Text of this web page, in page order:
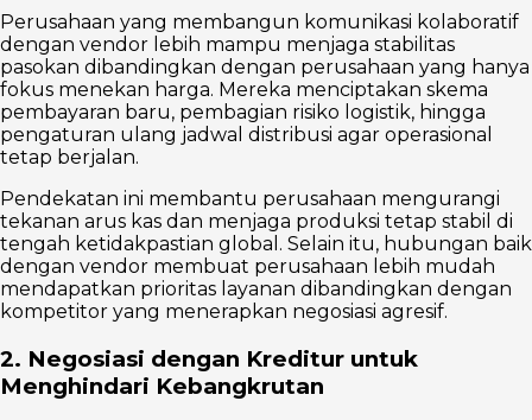
Perusahaan yang membangun komunikasi kolaboratif
dengan vendor lebih mampu menjaga stabilitas
pasokan dibandingkan dengan perusahaan yang hanya
fokus menekan harga. Mereka menciptakan skema
pembayaran baru, pembagian risiko logistik, hingga
pengaturan ulang jadwal distribusi agar operasional
tetap berjalan.
Pendekatan ini membantu perusahaan mengurangi
tekanan arus kas dan menjaga produksi tetap stabil di
tengah ketidakpastian global. Selain itu, hubungan baik
dengan vendor membuat perusahaan lebih mudah
mendapatkan prioritas layanan dibandingkan dengan
kompetitor yang menerapkan negosiasi agresif.
2. Negosiasi dengan Kreditur untuk
Menghindari Kebangkrutan